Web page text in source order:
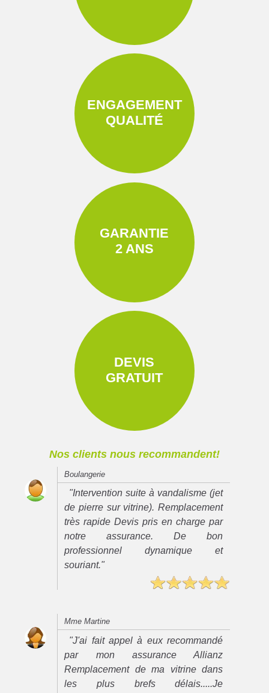
ENGAGEMENT
QUALITÉ
GARANTIE
2 ANS
DEVIS
GRATUIT
Nos clients nous recommandent!
Boulangerie
"Intervention suite à vandalisme (jet
de pierre sur vitrine). Remplacement
très rapide Devis pris en charge par
notre assurance. De bon
professionnel dynamique et
souriant."
Mme Martine
"J'ai fait appel à eux recommandé
par mon assurance Allianz
Remplacement de ma vitrine dans
les plus brefs délais.....Je